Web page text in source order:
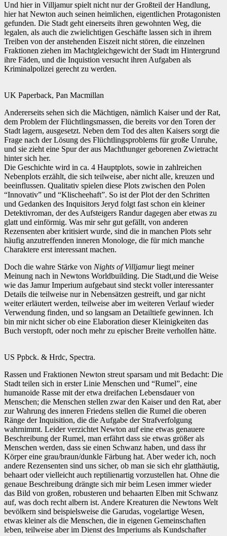
Und hier in Villjamur spielt nicht nur der Großteil der Handlung,
hier hat Newton auch seinen heimlichen, eigentlichen Protagonisten
gefunden. Die Stadt geht einerseits ihren gewohnten Weg, die
legalen, als auch die zwielichtigen Geschäfte lassen sich in ihrem
Treiben von der anstehenden Eiszeit nicht stören, die einzelnen
Fraktionen ziehen im Machtgleichgewicht der Stadt im Hintergrund
ihre Fäden, und die Inquistion versucht ihren Aufgaben als
Kriminalpolizei gerecht zu werden.
UK Paperback, Pan Macmillan
Andererseits sehen sich die Mächtigen, nämlich Kaiser und der Rat,
dem Problem der Flüchtlingsmassen, die bereits vor den Toren der
Stadt lagern, ausgesetzt. Neben dem Tod des alten Kaisers sorgt die
Frage nach der Lösung des Flüchtlingsproblems für große Unruhe,
und sie zieht eine Spur der aus Machthunger geborenen Zwietracht
hinter sich her.
Die Geschichte wird in ca. 4 Hauptplots, sowie in zahlreichen
Nebenplots erzählt, die sich teilweise, aber nicht alle, kreuzen und
beeinflussen. Qualitativ spielen diese Plots zwischen den Polen
“Innovativ” und “Klischeehaft”. So ist der Plot der den Schritten
und Gedanken des Inquisitors Jeryd folgt fast schon ein kleiner
Detektivroman, der des Aufsteigers Randur dagegen aber etwas zu
glatt und einförmig. Was mir sehr gut gefällt, von anderen
Rezensenten aber kritisiert wurde, sind die in manchen Plots sehr
häufig anzutreffenden inneren Monologe, die für mich manche
Charaktere erst interessant machen.
Doch die wahre Stärke von Nights of Villjamurliegt meiner
Meinung nach in Newtons Worldbuilding. Die Stadt,und die Weise
wie das Jamur Imperium aufgebaut sind steckt voller interessanter
Details die teilweise nur in Nebensätzen gestreift, und gar nicht
weiter erläutert werden, teilweise aber im weiteren Verlauf wieder
Verwendung finden, und so langsam an Detailtiefe gewinnen. Ich
bin mir nicht sicher ob eine Elaboration dieser Kleinigkeiten das
Buch verstopft, oder noch mehr zu epischer Breite verholfen hätte.
US Ppbck. & Hrdc, Spectra.
Rassen und Fraktionen Newton streut sparsam und mit Bedacht: Die
Stadt teilen sich in erster Linie Menschen und “Rumel”, eine
humanoide Rasse mit der etwa dreifachen Lebensdauer von
Menschen; die Menschen stellen zwar den Kaiser und den Rat, aber
zur Wahrung des inneren Friedens stellen die Rumel die oberen
Ränge der Inquisition, die die Aufgabe der Strafverfolgung
wahrnimmt. Leider verzichtet Newton auf eine etwas genauere
Beschreibung der Rumel, man erfährt dass sie etwas größer als
Menschen werden, dass sie einen Schwanz haben, und dass ihr
Körper eine grau/braun/dunkle Färbung hat. Aber weder ich, noch
andere Rezensenten sind uns sicher, ob man sie sich ehr glatthäutig,
behaart oder vielleicht auch reptilienartig vorzustellen hat. Ohne die
genaue Beschreibung drängte sich mir beim Lesen immer wieder
das Bild von großen, robusteren und behaarten Elben mit Schwanz
auf, was doch recht albern ist. Andere Kreaturen die Newtons Welt
bevölkern sind beispielsweise die Garudas, vogelartige Wesen,
etwas kleiner als die Menschen, die in eigenen Gemeinschaften
leben, teilweise aber im Dienst des Imperiums als Kundschafter